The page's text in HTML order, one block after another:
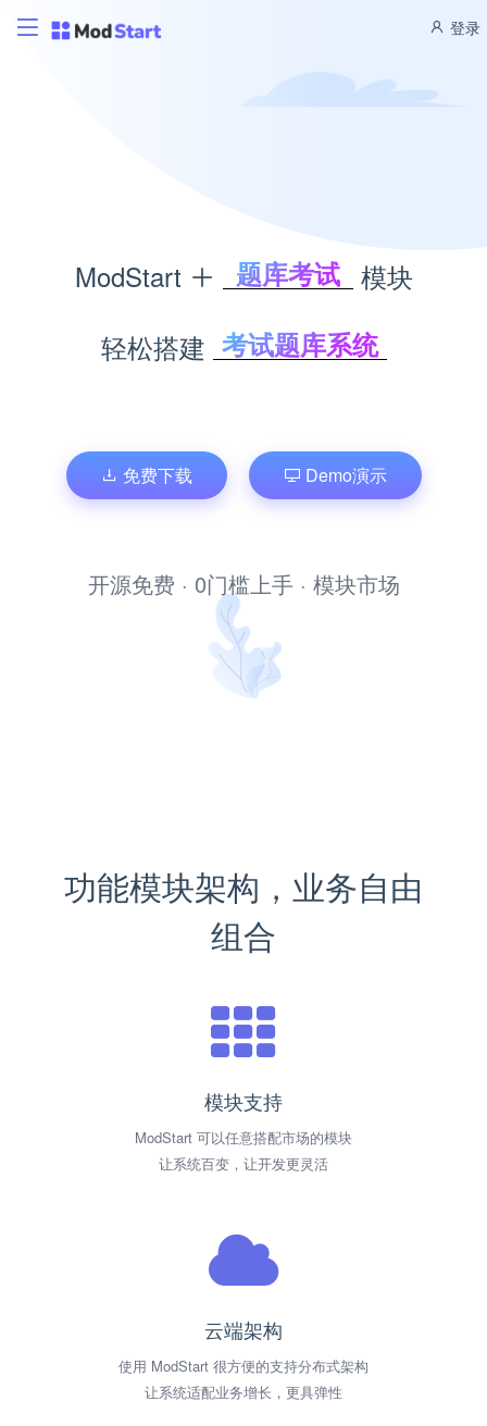
登录
ModStart
题库考试
CMS管理
博客管理
模块
轻松搭建 考试题库系统
企业商城系统
文库管理系统
免费下载 Demo演示
开源免费 · 0门槛上手 · 模块市场
功能模块架构，业务自由
组合
模块支持
ModStart 可以任意搭配市场的模块
让系统百变，让开发更灵活
云端架构
使用 ModStart 很方便的支持分布式架构
让系统适配业务增长，更具弹性